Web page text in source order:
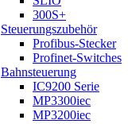
300S+
Steuerungszubehör
Profibus-Stecker
Profinet-Switches
Bahnsteuerung
IC9200 Serie
MP3300iec
MP3200iec